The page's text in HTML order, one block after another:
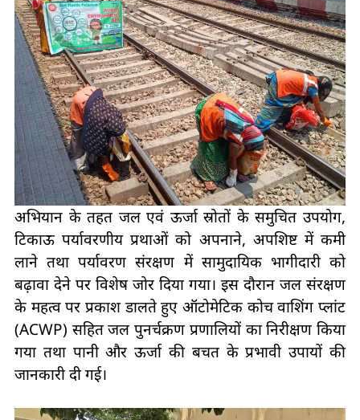
अभियान के तहत जल एवं ऊर्जा स्रोतों के समुचित उपयोग,
टिकाऊ पर्यावरणीय प्रथाओं को अपनाने, अपशिष्ट में कमी
लाने तथा पर्यावरण संरक्षण में सामुदायिक भागीदारी को
बढ़ावा देने पर विशेष जोर दिया गया। इस दौरान जल संरक्षण
के महत्व पर प्रकाश डालते हुए ऑटोमेटिक कोच वाशिंग प्लांट
(ACWP) सहित जल पुनर्चक्रण प्रणालियों का निरीक्षण किया
गया तथा पानी और ऊर्जा की बचत के प्रभावी उपायों की
जानकारी दी गई।